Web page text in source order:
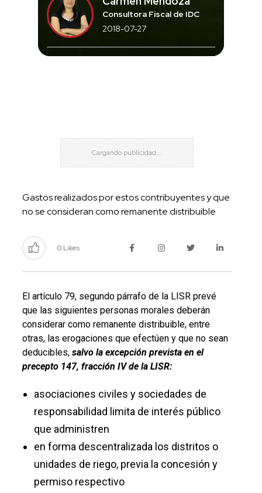
Consultora Fiscal de IDC
2018-07-27
Gastos realizados por estos contribuyentes y que
no se consideran como remanente distribuible
0 Likes
El artículo 79, segundo párrafo de la LISR prevé
que las siguientes personas morales deberán
considerar como remanente distribuible, entre
otras, las erogaciones que efectúen y que no sean
deducibles, salvo la excepción prevista en el
precepto 147, fracción IV de la LISR:
asociaciones civiles y sociedades de
responsabilidad limita de interés público
que administren
en forma descentralizada los distritos o
unidades de riego, previa la concesión y
permiso respectivo